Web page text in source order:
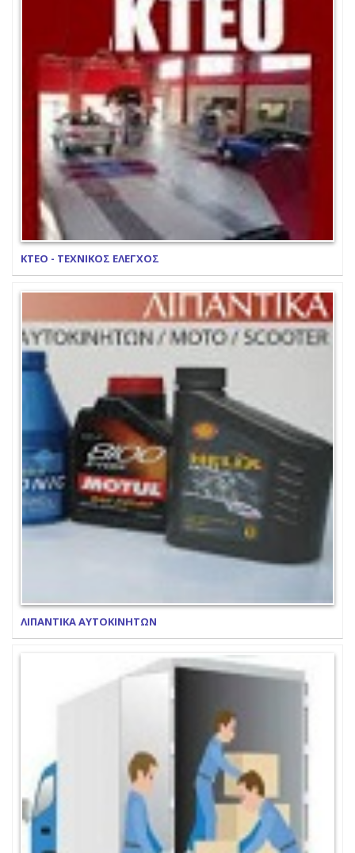
ΚΤΕΟ - ΤΕΧΝΙΚΟΣ ΕΛΕΓΧΟΣ
ΛΙΠΑΝΤΙΚΑ ΑΥΤΟΚΙΝΗΤΩΝ